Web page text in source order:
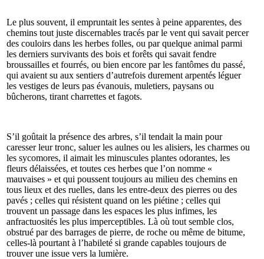
Le plus souvent, il empruntait les sentes à peine apparentes, des
chemins tout juste discernables tracés par le vent qui savait percer
des couloirs dans les herbes folles, ou par quelque animal parmi
les derniers survivants des bois et forêts qui savait fendre
broussailles et fourrés, ou bien encore par les fantômes du passé,
qui avaient su aux sentiers d’autrefois durement arpentés léguer
les vestiges de leurs pas évanouis, muletiers, paysans ou
bûcherons, tirant charrettes et fagots.
S’il goûtait la présence des arbres, s’il tendait la main pour
caresser leur tronc, saluer les aulnes ou les alisiers, les charmes ou
les sycomores, il aimait les minuscules plantes odorantes, les
fleurs délaissées, et toutes ces herbes que l’on nomme «
mauvaises » et qui poussent toujours au milieu des chemins en
tous lieux et des ruelles, dans les entre-deux des pierres ou des
pavés ; celles qui résistent quand on les piétine ; celles qui
trouvent un passage dans les espaces les plus infimes, les
anfractuosités les plus imperceptibles. Là où tout semble clos,
obstrué par des barrages de pierre, de roche ou même de bitume,
celles-là pourtant à l’habileté si grande capables toujours de
trouver une issue vers la lumière.